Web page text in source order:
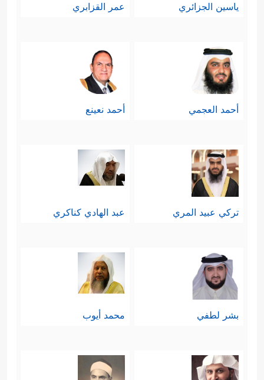
ياسين الجزائري عمر القزابري
أحمد العجمي أحمد نعينع
تركي عبيد المري عبد الهادي كناكري
بشر لطفي محمد أيوب